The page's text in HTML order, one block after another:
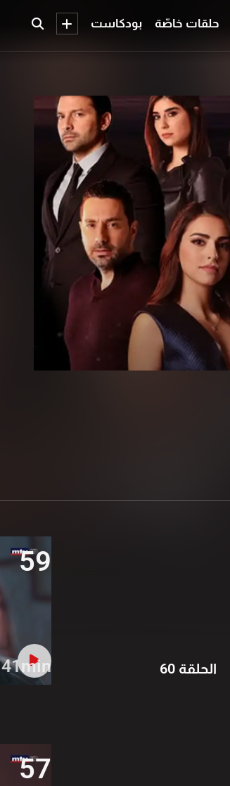
حلقات خاصّة بودكاست
الحلقة 60
59
41min
57